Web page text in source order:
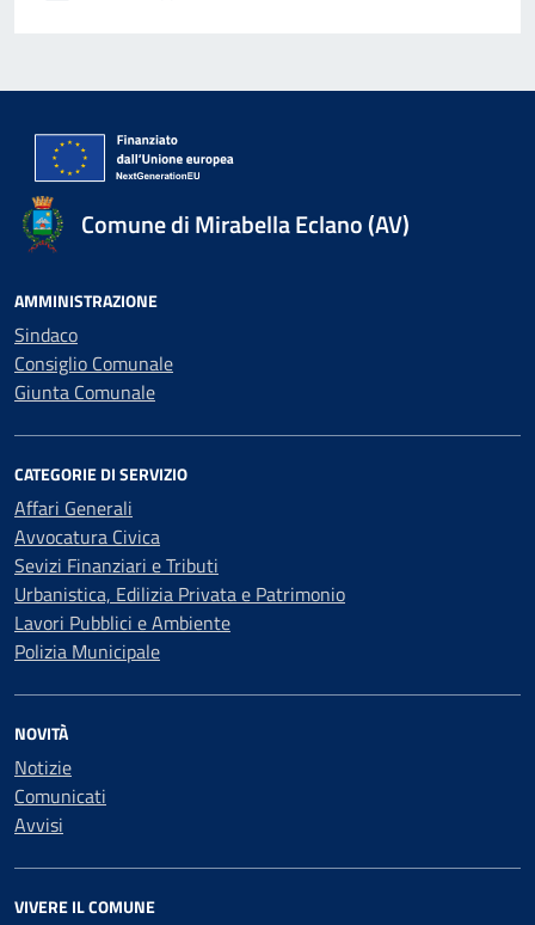
Comune di Mirabella Eclano (AV)
AMMINISTRAZIONE
Sindaco
Consiglio Comunale
Giunta Comunale
CATEGORIE DI SERVIZIO
Affari Generali
Avvocatura Civica
Sevizi Finanziari e Tributi
Urbanistica, Edilizia Privata e Patrimonio
Lavori Pubblici e Ambiente
Polizia Municipale
NOVITÀ
Notizie
Comunicati
Avvisi
VIVERE IL COMUNE